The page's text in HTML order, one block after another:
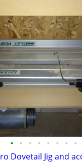
• • • • • • • •